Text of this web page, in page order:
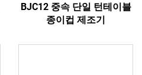
BJC12 중속 단일 턴테이블
종이컵 제조기